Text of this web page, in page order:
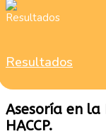
Resultados
Asesoría en
HACCP.